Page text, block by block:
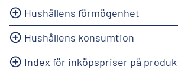
Hushållens förmögenhet
Hushållens konsumtion
Index för inköpspriser på